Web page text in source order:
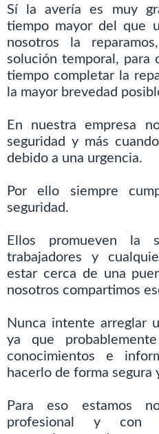
Sí la avería es muy
tiempo mayor del que
nosotros la
solución temporal, para
tiempo completar la
la mayor brevedad
En nuestra empresa
seguridad y más
debido a una urgencia.
Por ello siempre
seguridad.
Ellos promueven la
trabajadores y
estar cerca de una
nosotros compartimos
Nunca intente arreglar
ya que
conocimientos e
hacerlo de forma segura
Para eso estamos
profesional y con